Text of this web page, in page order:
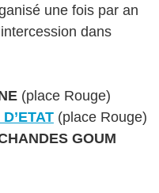
une fois par an
dans
(place Rouge)
(place Rouge)
GOUM